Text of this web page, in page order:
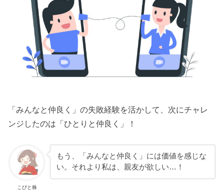
「みんなと仲良く」の失敗経験を活かして、次にチャレ
ンジしたのは「ひとりと仲良く」！
こびと株
もう、「みんなと仲良く」には価値を感じな
い。それより私は、親友が欲しい…！